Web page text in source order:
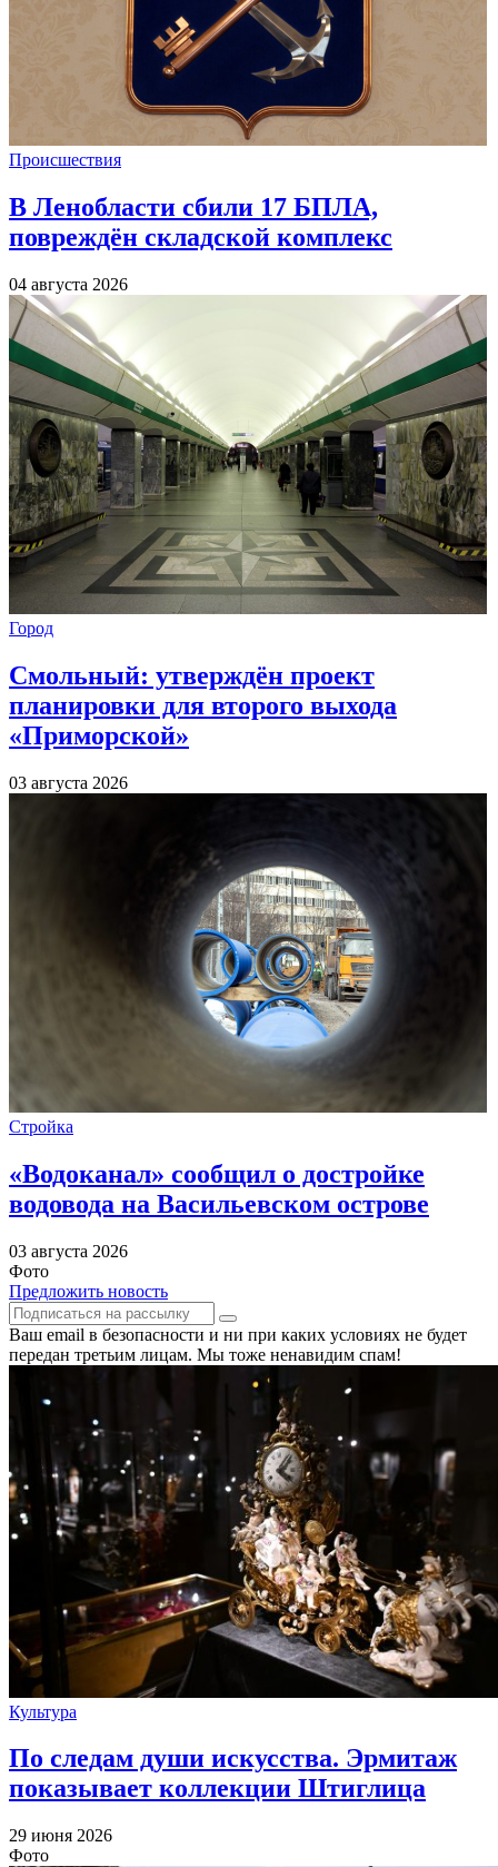
Происшествия
В Ленобласти сбили 17 БПЛА,
повреждён складской комплекс
04 августа 2026
Город
Смольный: утверждён проект
планировки для второго выхода
«Приморской»
03 августа 2026
Стройка
«Водоканал» сообщил о достройке
водовода на Васильевском острове
03 августа 2026
Фото
Предложить новость
Ваш email в безопасности и ни при каких условиях не будет
передан третьим лицам. Мы тоже ненавидим спам!
Культура
По следам души искусства. Эрмитаж
показывает коллекции Штиглица
29 июня 2026
Фото